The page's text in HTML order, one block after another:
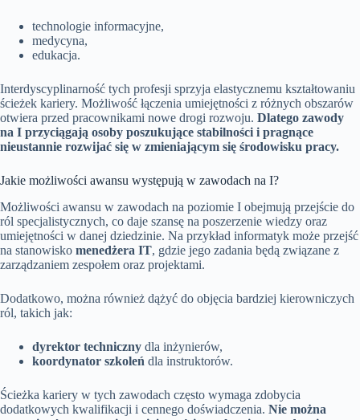
technologie informacyjne,
medycyna,
edukacja.
Interdyscyplinarność tych profesji sprzyja elastycznemu kształtowaniu
ścieżek kariery. Możliwość łączenia umiejętności z różnych obszarów
otwiera przed pracownikami nowe drogi rozwoju. Dlatego zawody
na I przyciągają osoby poszukujące stabilności i pragnące
nieustannie rozwijać się w zmieniającym się środowisku pracy.
Jakie możliwości awansu występują w zawodach na I?
Możliwości awansu w zawodach na poziomie I obejmują przejście do
ról specjalistycznych, co daje szansę na poszerzenie wiedzy oraz
umiejętności w danej dziedzinie. Na przykład informatyk może przejść
na stanowisko menedżera IT, gdzie jego zadania będą związane z
zarządzaniem zespołem oraz projektami.
Dodatkowo, można również dążyć do objęcia bardziej kierowniczych
ról, takich jak:
dyrektor techniczny dla inżynierów,
koordynator szkoleń dla instruktorów.
Ścieżka kariery w tych zawodach często wymaga zdobycia
dodatkowych kwalifikacji i cennego doświadczenia. Nie można